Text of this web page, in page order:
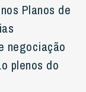
Planos de
negociação
plenos do